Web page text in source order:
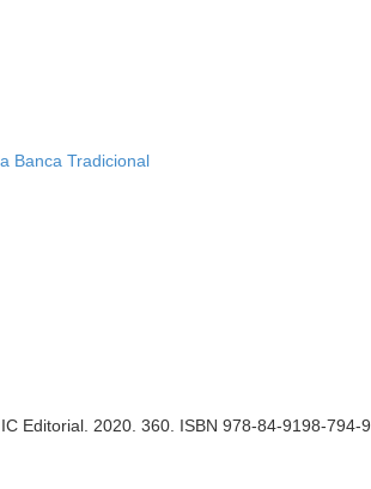
Banca Tradicional
Editorial. 2020. 360. ISBN 978-84-9198-794-9